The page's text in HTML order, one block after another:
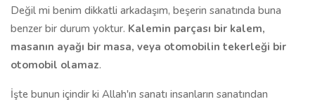
Değil mi benim dikkatli arkadaşım, beşerin sanatında buna
benzer bir durum yoktur. Kalemin parçası bir kalem,
masanın ayağı bir masa, veya otomobilin tekerleği bir
otomobil olamaz.
İşte bunun içindir ki Allah'ın sanatı insanların sanatından